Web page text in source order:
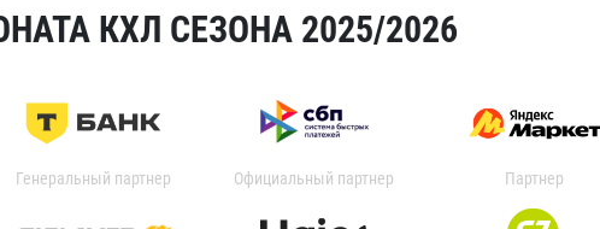
КХЛ СЕЗОНА 2025/2026
Генеральный партнер Официальный партнер Партнер